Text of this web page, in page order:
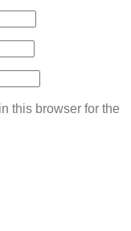
this browser for the